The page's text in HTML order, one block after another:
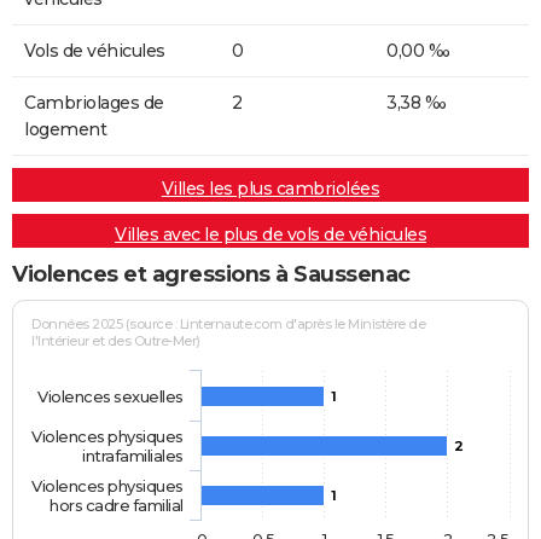
Vols de véhicules 0 0,00 ‰
Cambriolages de
logement
2 3,38 ‰
Villes les plus cambriolées
Villes avec le plus de vols de véhicules
Violences et agressions à Saussenac
Données 2025 (source : Linternaute.com d'après le Ministère de
l'Intérieur et des Outre-Mer)
1
2
1
Violences sexuelles
Violences physiques
intrafamiliales
Violences physiques
hors cadre familial